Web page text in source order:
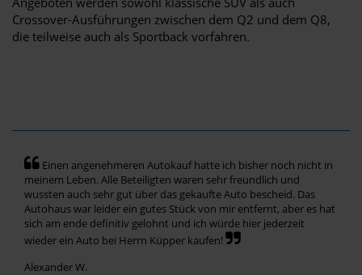
Crossover-Ausführungen zwischen dem Q2 und dem Q8,
die teilweise auch als Sportback vorfahren.
Einen angenehmeren Autokauf hatte ich bisher noch nicht in
meinem Leben. Alle Beteiligten waren sehr freundlich und
wussten auch sehr gut über das gekaufte Auto bescheid. Das
Autohaus war leider ein gutes Stück von mir entfernt, aber es hat
sich am ende definitiv gelohnt und ich würde hier jederzeit
wieder ein Auto bei Herrn Küpper kaufen!
Alexander W.